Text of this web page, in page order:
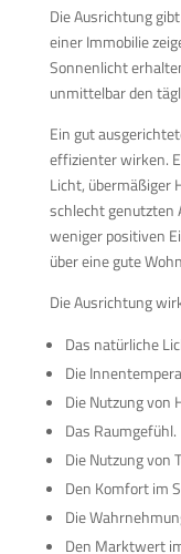
Die Ausrichtung
einer Immobilie
Sonnenlicht
unmittelbar den
Ein gut
effizienter wirken.
Licht, übermäßiger
schlecht genutzten
weniger positiven
über eine gute
Die Ausrichtung
Das natürliche
Die
Die Nutzung von
Das Raumgefühl.
Die Nutzung von
Den Komfort im
Die
Den Marktwert